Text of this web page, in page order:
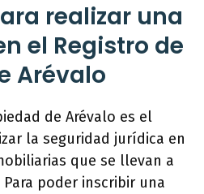
realizar una
el Registro de
Arévalo
de Arévalo es el
la seguridad jurídica en
que se llevan a
poder inscribir una